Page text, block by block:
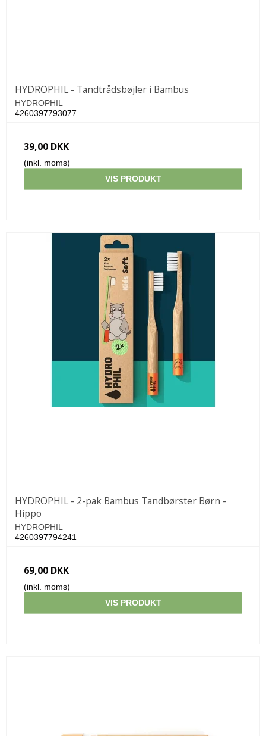
HYDROPHIL - Tandtrådsbøjler i Bambus
HYDROPHIL
4260397793077
39,00 DKK
(inkl. moms)
VIS PRODUKT
HYDROPHIL - 2-pak Bambus Tandbørster Børn -
Hippo
HYDROPHIL
4260397794241
69,00 DKK
(inkl. moms)
VIS PRODUKT